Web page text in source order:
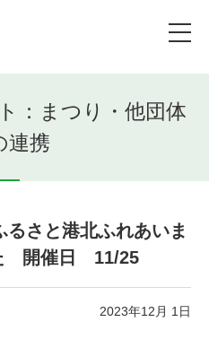
：まつり・他団体
連携
るさと港北ふれあいま
開催日 11/25
2023年12月 1日